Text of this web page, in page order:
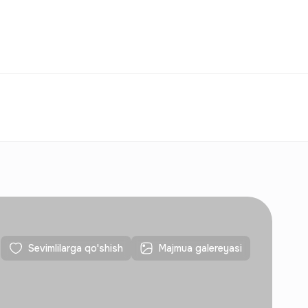
Sevimlilarga qo'shish Majmua galereyasi